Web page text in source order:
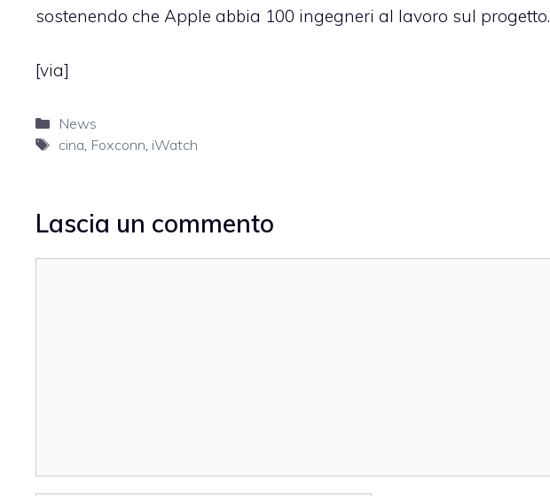
sostenendo che Apple abbia 100 ingegneri al lavoro sul progetto.
[via]
Categorie
News
Tag
cina, Foxconn, iWatch
Lascia un commento